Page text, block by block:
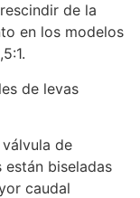
de la
en los modelos
de levas
de
están biseladas
caudal